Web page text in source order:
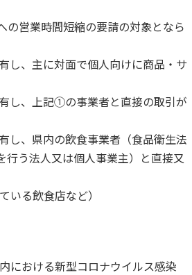
営業時間短縮の要請の対象となら
し、主に対面で個人向けに商品・サ
し、上記①の事業者と直接の取引が
し、県内の飲食事業者（食品衛生法
う法人又は個人事業主）と直接又
る飲食店など）
における新型コロナウイルス感染